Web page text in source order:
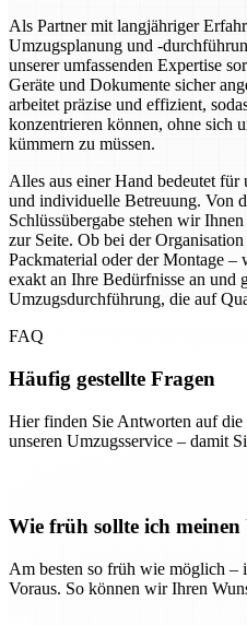
Als Partner mit langjähriger
Umzugsplanung und -
unserer umfassenden Expertise
Geräte und Dokumente sicher
arbeitet präzise und effizient,
konzentrieren können, ohne sich
kümmern zu müssen.
Alles aus einer Hand bedeutet für
und individuelle Betreuung. Von
Schlüssübergabe stehen wir
zur Seite. Ob bei der
Packmaterial oder der Montage –
exakt an Ihre Bedürfnisse an und
Umzugsdurchführung, die auf
FAQ
Häufig gestellte Fragen
Hier finden Sie Antworten auf die
unseren Umzugsservice – damit
Wie früh sollte ich meinen
Am besten so früh wie möglich –
Voraus. So können wir Ihren